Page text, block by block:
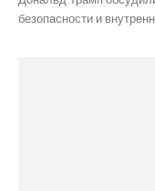
безопасности и